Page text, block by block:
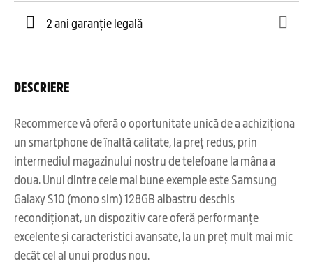
2 ani garanție legală
DESCRIERE
Recommerce vă oferă o oportunitate unică de a achiziționa
un smartphone de înaltă calitate, la preț redus, prin
intermediul magazinului nostru de telefoane la mâna a
doua. Unul dintre cele mai bune exemple este Samsung
Galaxy S10 (mono sim) 128GB albastru deschis
recondiționat, un dispozitiv care oferă performanțe
excelente și caracteristici avansate, la un preț mult mai mic
decât cel al unui produs nou.